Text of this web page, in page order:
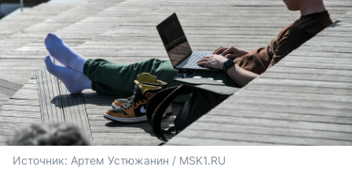
Источник: Артем Устюжанин / MSK1.RU